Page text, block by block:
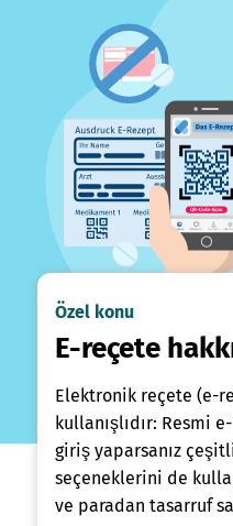
Özel konu
E-reçete
Elektronik reçete (e-
kullanışlıdır: Resmi
giriş yaparsanız
seçeneklerini de
ve paradan tasarruf